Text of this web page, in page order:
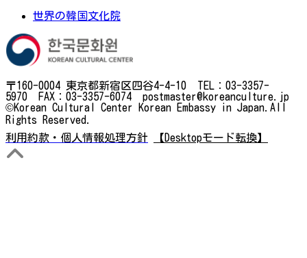
世界の韓国文化院
〒160-0004 東京都新宿区四谷4-4-10 TEL：03-3357-
5970 FAX：03-3357-6074 postmaster@koreanculture.jp
©Korean Cultural Center Korean Embassy in Japan.All
Rights Reserved.
利用約款・個人情報処理方針
【Desktopモード転換】